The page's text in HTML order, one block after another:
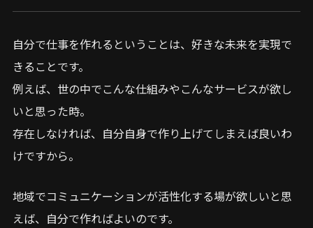
自分で仕事を作れるということは、好きな未来を実現で
きることです。
例えば、世の中でこんな仕組みやこんなサービスが欲し
いと思った時。
存在しなければ、自分自身で作り上げてしまえば良いわ
けですから。
地域でコミュニケーションが活性化する場が欲しいと思
えば、自分で作ればよいのです。